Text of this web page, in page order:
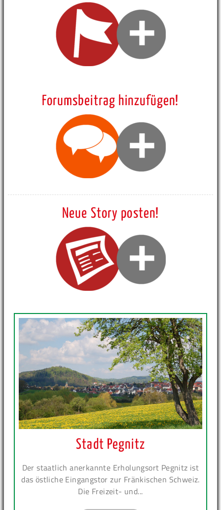
Forumsbeitrag hinzufügen!
Neue Story posten!
Stadt Pegnitz
Der staatlich anerkannte Erholungsort Pegnitz ist
das östliche Eingangstor zur Fränkischen Schweiz.
Die Freizeit- und...